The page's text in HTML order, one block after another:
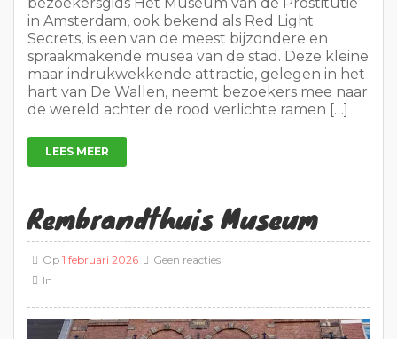
in Amsterdam, ook bekend als Red Light
Secrets, is een van de meest bijzondere en
spraakmakende musea van de stad. Deze kleine
maar indrukwekkende attractie, gelegen in het
hart van De Wallen, neemt bezoekers mee naar
de wereld achter de rood verlichte ramen […]
LEES MEER
Rembrandthuis Museum
Op 1 februari 2026
In
Geen reacties